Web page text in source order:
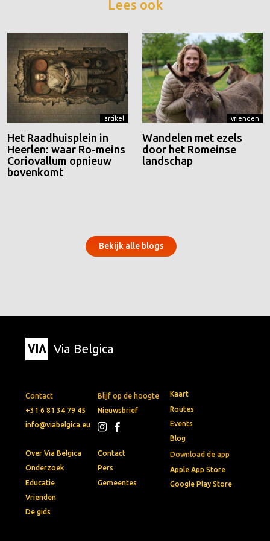
Lees ook
artikel
Het Raadhuisplein in
Heerlen: waar Ro-meins
Coriovallum opnieuw
bovenkomt
vrienden
Wandelen met ezels
door het Romeinse
landschap
Bekijk alle blogs
Via Belgica
Contact
+31 6 81 34 79 45
info@viabelgica.eu
Blijf op de hoogte
Nieuwsbrief
Download de app
Apple App Store
Google Play Store
Kaart
Routes
Events
Blog
Over Via Belgica
Onderzoek
Educatie
Vrienden
De gids
Contact
Pers
Gemeentes